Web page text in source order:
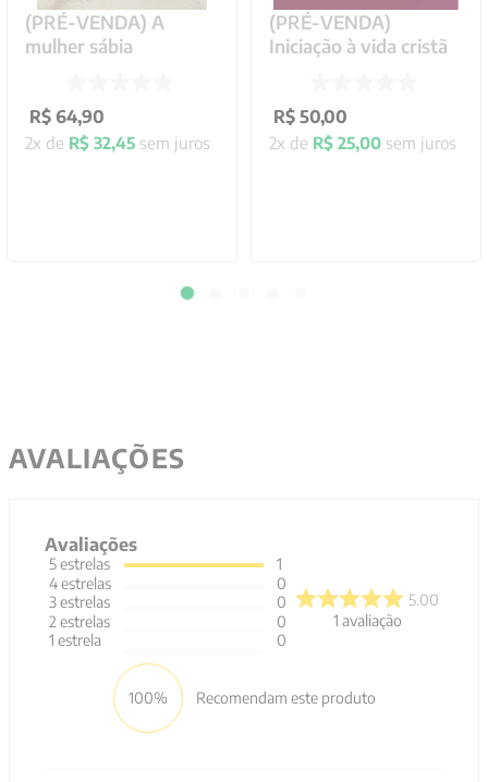
(PRÉ-VENDA) A
mulher sábia
R$ 64,90
2x de R$ 32,45 sem juros
(PRÉ-VENDA)
Iniciação à vida cristã
R$ 50,00
2x de R$ 25,00 sem juros
AVALIAÇÕES
Avaliações
5estrelas
4estrelas
3estrelas
2 estrelas
1 estrela
1
0
0
0
0
5.00
1 avaliação
100% Recomendam este produto